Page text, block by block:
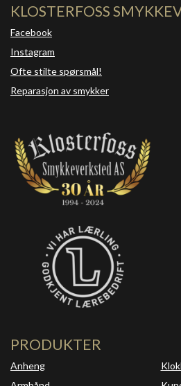
KLOSTERFOSS
Facebook
Instagram
Ofte stilte spørsmål!
Reparasjon av smykker
PRODUKTER
Anheng